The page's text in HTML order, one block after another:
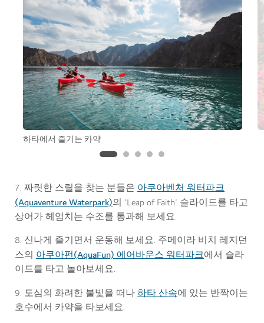
하타에서 즐기는 카약
7. 짜릿한 스릴을 찾는 분들은 아쿠아벤처 워터파크
(Aquaventure Waterpark)의 'Leap of Faith' 슬라이드를 타고
상어가 헤엄치는 수조를 통과해 보세요.
8. 신나게 즐기면서 운동해 보세요. 주메이라 비치 레지던
스의 아쿠아펀(AquaFun) 에어바운스 워터파크에서 슬라
이드를 타고 놀아보세요.
9. 도심의 화려한 불빛을 떠나하타 산속에 있는 반짝이는
호수에서 카약을 타보세요.